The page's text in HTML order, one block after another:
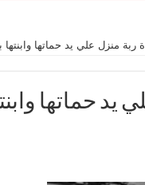
ربة منزل علي يد حماتها
يد حماتها